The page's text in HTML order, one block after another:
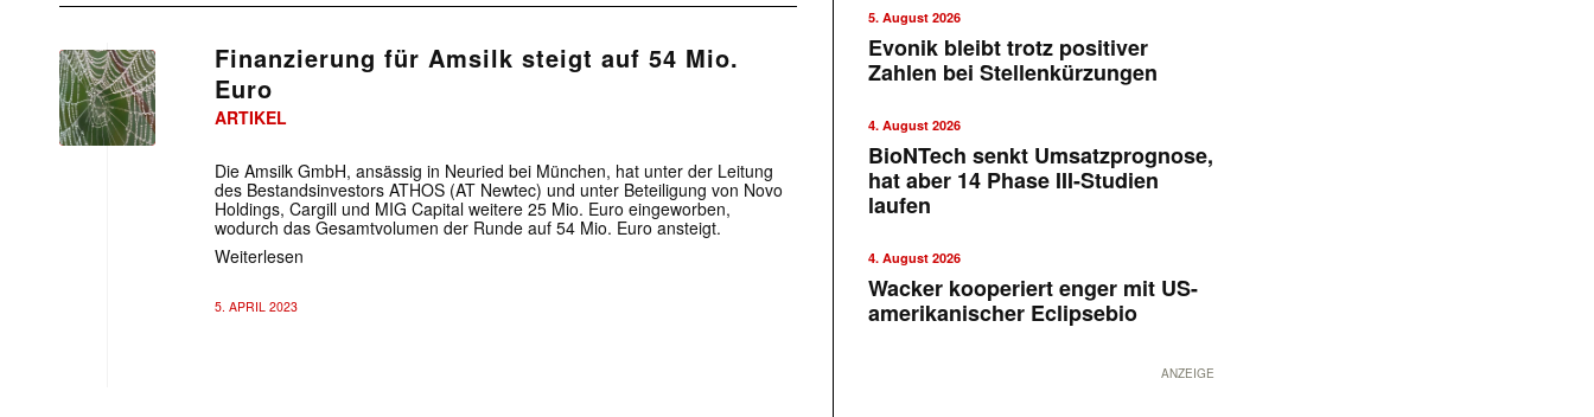
Finanzierung für Amsilk steigt auf 54 Mio.
Euro
ARTIKEL
Die Amsilk GmbH, ansässig in Neuried bei München, hat unter der Leitung
des Bestandsinvestors ATHOS (AT Newtec) und unter Beteiligung von Novo
Holdings, Cargill und MIG Capital weitere 25 Mio. Euro eingeworben,
wodurch das Gesamtvolumen der Runde auf 54 Mio. Euro ansteigt.
Weiterlesen
5. APRIL 2023
5. August 2026
Evonik bleibt trotz positiver
Zahlen bei Stellenkürzungen
4. August 2026
BioNTech senkt Umsatzprognose,
hat aber 14 Phase III-Studien
laufen
4. August 2026
Wacker kooperiert enger mit US-
amerikanischer Eclipsebio
ANZEIGE